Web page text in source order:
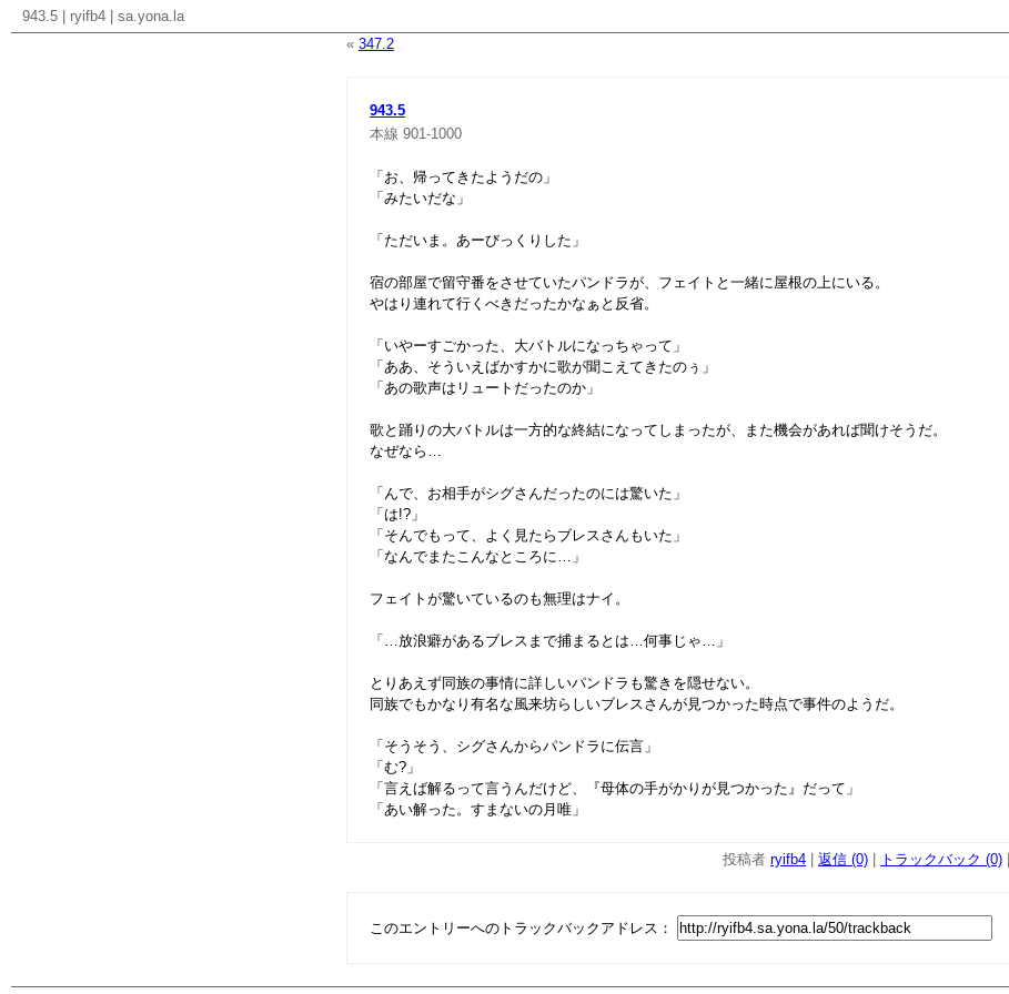
943.5 ryifb4 sa.yona.la
« 347.2
943.5
本線 901-1000
「お、帰ってきたようだの」
「みたいだな」
「ただいま。あーびっくりした」
宿の部屋で留守番をさせていたパンドラが、フェイトと一緒に屋根の上にいる。
やはり連れて行くべきだったかなぁと反省。
「いやーすごかった、大バトルになっちゃって」
「ああ、そういえばかすかに歌が聞こえてきたのぅ」
「あの歌声はリュートだったのか」
歌と踊りの大バトルは一方的な終結になってしまったが、また機会があれば聞けそうだ。
なぜなら…
「んで、お相手がシグさんだったのには驚いた」
「は!?」
「そんでもって、よく見たらブレスさんもいた」
「なんでまたこんなところに…」
フェイトが驚いているのも無理はナイ。
「…放浪癖があるブレスまで捕まるとは…何事じゃ…」
とりあえず同族の事情に詳しいパンドラも驚きを隠せない。
同族でもかなり有名な風来坊らしいブレスさんが見つかった時点で事件のようだ。
「そうそう、シグさんからパンドラに伝言」
「む?」
「言えば解るって言うんだけど、『母体の手がかりが見つかった』だって」
「あい解った。すまないの月唯」
投稿者 ryifb4 返信 (0) トラックバック (0)
このエントリーへのトラックバックアドレス：